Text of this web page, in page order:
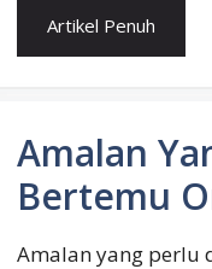
Artikel Penuh
Amalan
Bertemu
Amalan yang perlu